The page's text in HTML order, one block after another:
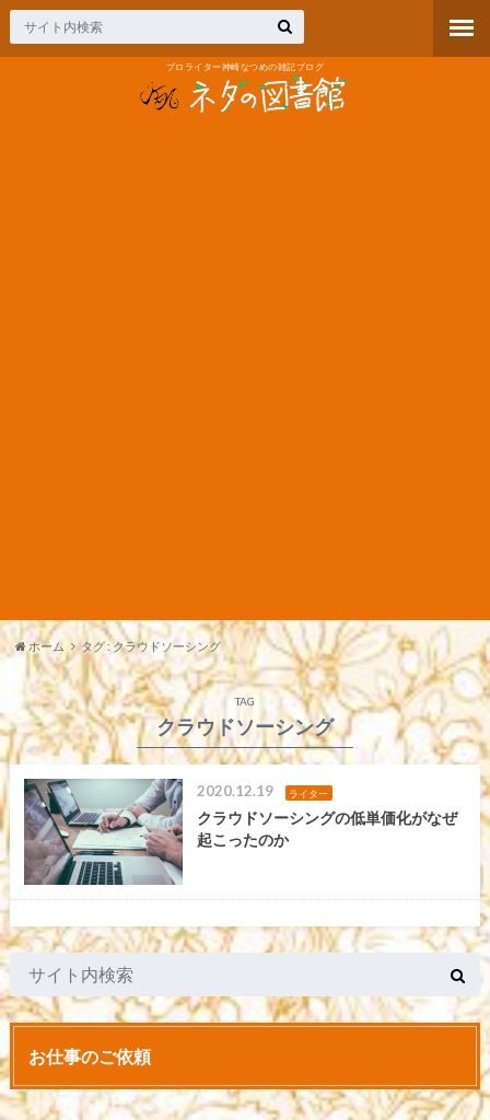
プロライター神崎なつめの雑記ブログ
ホーム タグ : クラウドソーシング
TAG
クラウドソーシング
2020.12.19 ライター
クラウドソーシングの低単価化がなぜ
起こったのか
お仕事のご依頼